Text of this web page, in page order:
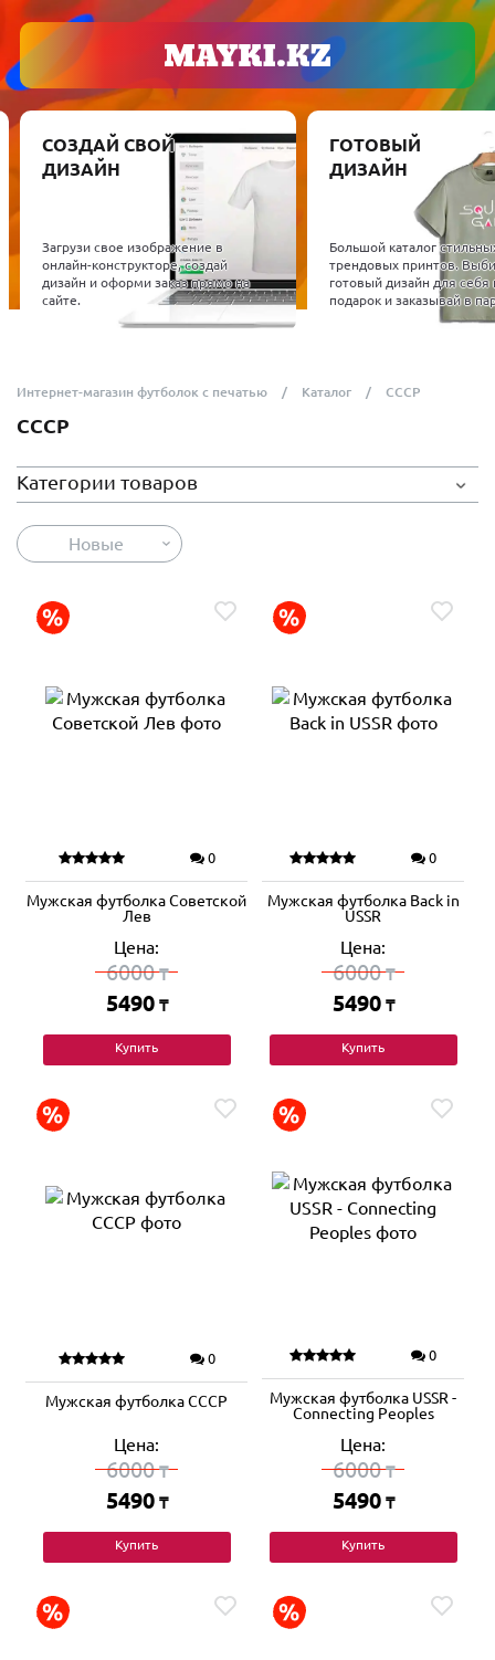
СОЗДАЙ СВОЙ
ДИЗАЙН
Загрузи свое изображение в
онлайн-конструкторе, создай
дизайн и оформи заказ прямо на
сайте.
ГОТОВЫЙ
ДИЗАЙН
Большой каталог
трендовых принтов.
готовый дизайн для себя
подарок и заказывай в
Интернет-магазин футболок с печатью Каталог СССР
СССР
Категории товаров
Новые
0
Мужская футболка Советской
Лев
Цена:
6000₸
5490 ₸
Купить
0
Мужская футболка Back in
USSR
Цена:
6000₸
5490 ₸
Купить
0
Мужская футболка СССР
Цена:
6000₸
5490 ₸
Купить
0
Мужская футболка USSR -
Connecting Peoples
Цена:
6000₸
5490 ₸
Купить